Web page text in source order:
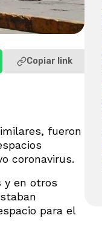
Copiar link
fueron
coronavirus.
y en otros
para el